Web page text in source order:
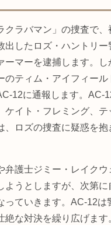
クラバマン」の捜査で、
出したロズ・ハントリー
ーマーを逮捕します。し
のティム・アイフィール
12に通報します。AC-
ケイト・フレミング、テ
、ロズの捜査に疑惑を抱
弁護士ジミー・レイクウ
ようとしますが、次第に
っていきます。AC-12は
絶な対決を繰り広げます